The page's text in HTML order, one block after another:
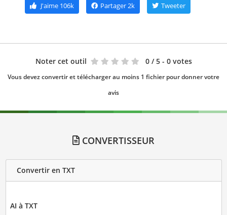
J'aime106k Partager2k Tweeter
Noter cet outil 0 / 5 - 0 votes
Vous devez convertir et télécharger au moins 1 fichier pour donner votre
avis
CONVERTISSEUR
Convertir en TXT
AI à TXT